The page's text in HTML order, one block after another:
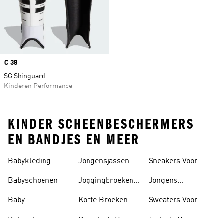
Price
€ 38
SG Shinguard
Kinderen Performance
KINDER SCHEENBESCHERMERS
EN BANDJES EN MEER
Babykleding
Babyschoenen
Baby
Jongensjassen
Joggingbroeken
Korte Broeken
Sneakers Voor
Jongens
Sweaters Voor